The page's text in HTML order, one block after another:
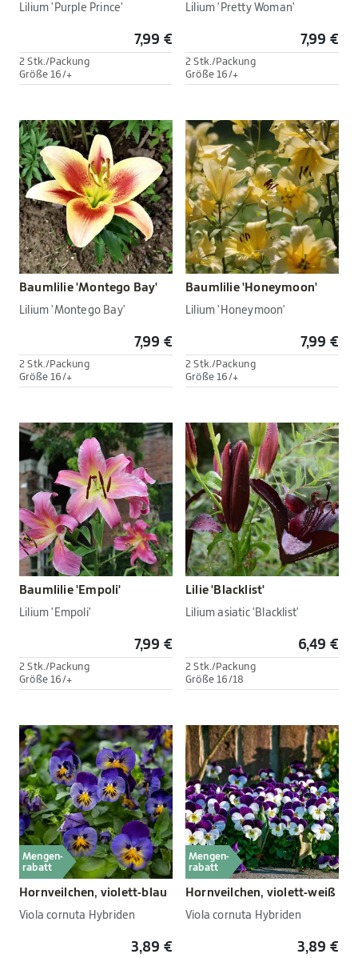
Lilium 'Purple Prince'
7,99 €
2 Stk./Packung
Größe 16/+
Lilium 'Pretty Woman'
7,99 €
2 Stk./Packung
Größe 16/+
Baumlilie 'Montego Bay'
Lilium 'Montego Bay'
7,99 €
2 Stk./Packung
Größe 16/+
Baumlilie 'Honeymoon'
Lilium 'Honeymoon'
7,99 €
2 Stk./Packung
Größe 16/+
Baumlilie 'Empoli'
Lilium 'Empoli'
7,99 €
2 Stk./Packung
Größe 16/+
Lilie 'Blacklist'
Lilium asiatic 'Blacklist'
6,49 €
2 Stk./Packung
Größe 16/18
Mengen-
rabatt
Hornveilchen, violett-blau
Viola cornuta Hybriden
3,89 €
Mengen-
rabatt
Hornveilchen, violett-weiß
Viola cornuta Hybriden
3,89 €